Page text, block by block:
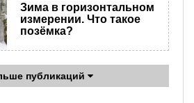
Зима в горизонтальном
измерении. Что такое
позёмка?
публикаций